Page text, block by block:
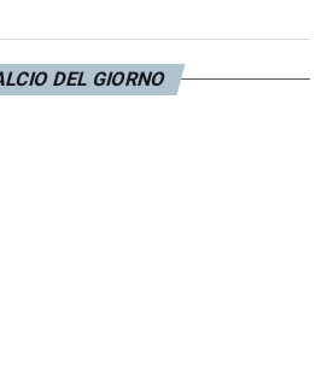
conquistato uno storico
che ha guidato l’ex
DEL GIORNO